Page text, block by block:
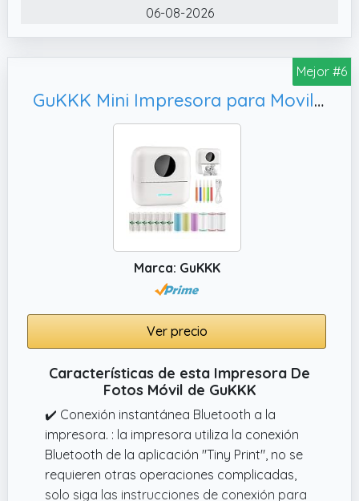
06-08-2026
Mejor #6
GuKKK Mini Impresora para Movil, para Lista Fotos Nota (A)
Marca: GuKKK
Ver precio
Características de esta Impresora De
Fotos Móvil de GuKKK
✔️ Conexión instantánea Bluetooth a la
impresora. : la impresora utiliza la conexión
Bluetooth de la aplicación "Tiny Print", no se
requieren otras operaciones complicadas,
solo siga las instrucciones de conexión para